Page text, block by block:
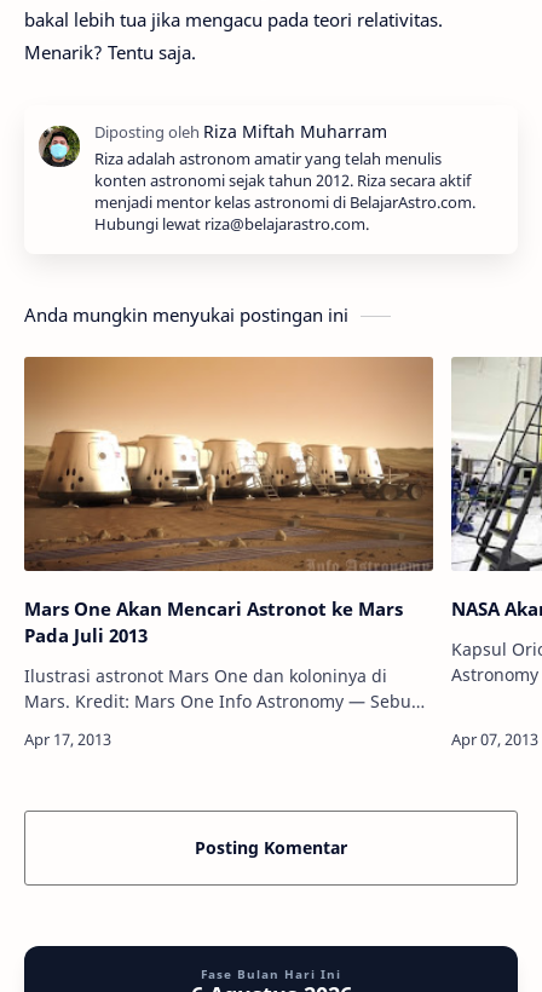
bakal lebih tua jika mengacu pada teori relativitas.
Menarik? Tentu saja.
Riza adalah astronom amatir yang telah menulis
konten astronomi sejak tahun 2012. Riza secara aktif
menjadi mentor kelas astronomi di BelajarAstro.com.
Hubungi lewat riza@belajarastro.com.
Anda mungkin menyukai postingan ini
Mars One Akan Mencari Astronot ke Mars
Pada Juli 2013
Ilustrasi astronot Mars One dan koloninya di
Mars. Kredit: Mars One Info Astronomy — Sebuah
mendaratkan empat astronot di Mars pada 2023
NASA
Kapsul
membes…
Posting Komentar
Fase Bulan Hari Ini